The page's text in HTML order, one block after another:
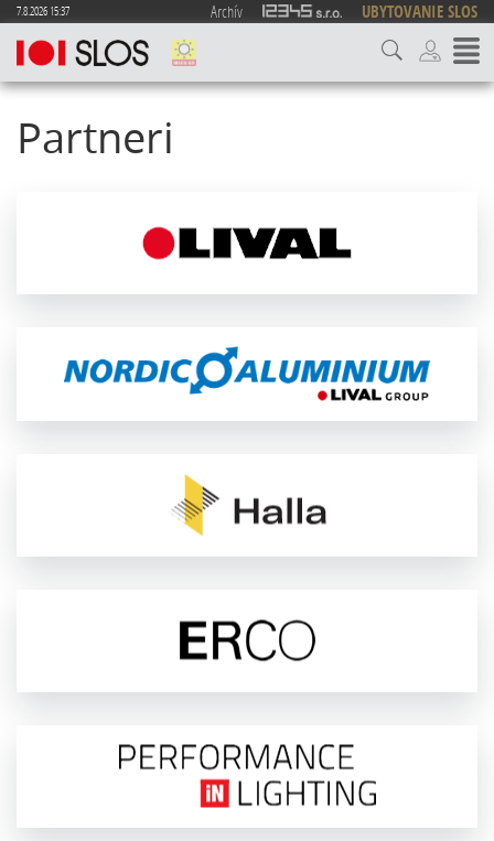
7.8.2026 15:37 Archív UBYTOVANIE SLOS
Partneri